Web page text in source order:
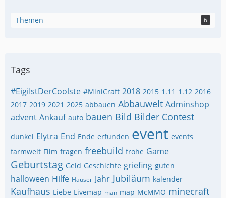
Themen 6
Tags
#EigiIstDerCoolste #MiniCraft 2018 2015 1.11 1.12 2016
2017 2019 2021 2025 abbauen Abbauwelt Adminshop
advent Ankauf auto bauen Bild Bilder Contest
dunkel Elytra End Ende erfunden event events
farmwelt Film fragen freebuild frohe Game
Geburtstag Geld Geschichte griefing guten
halloween Hilfe Häuser Jahr Jubiläum kalender
Kaufhaus Liebe Livemap man map McMMO minecraft